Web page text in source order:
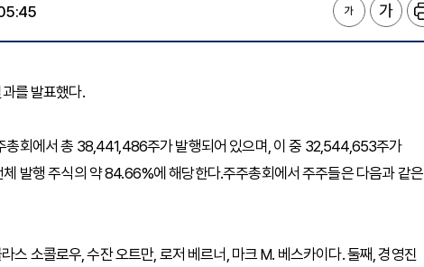
를 발표했다.
총회에서 총 38,441,486주가 발행되어 있으며, 이 중 32,544,653주가
발행 주식의 약 84.66%에 해당한다.주주총회에서 주주들은 다음과 같은
스 소콜로우, 수잔 오트만, 로저 베르너, 마크 M. 베스카이다. 둘째, 경영진